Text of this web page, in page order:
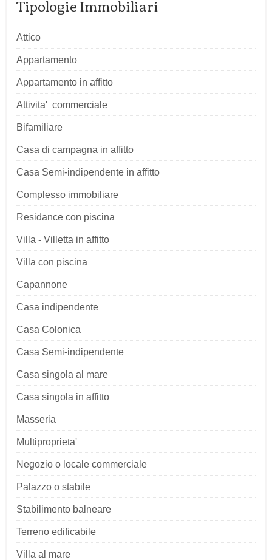
Tipologie Immobiliari
Attico
Appartamento
Appartamento in affitto
Attivita' commerciale
Bifamiliare
Casa di campagna in affitto
Casa Semi-indipendente in affitto
Complesso immobiliare
Residance con piscina
Villa - Villetta in affitto
Villa con piscina
Capannone
Casa indipendente
Casa Colonica
Casa Semi-indipendente
Casa singola al mare
Casa singola in affitto
Masseria
Multiproprieta'
Negozio o locale commerciale
Palazzo o stabile
Stabilimento balneare
Terreno edificabile
Villa al mare